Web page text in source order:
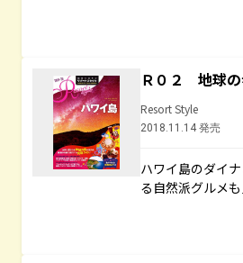
Ｒ０２ 地球
Resort Style
2018.11.14 発売
ハワイ島のダイ
る自然派グルメ